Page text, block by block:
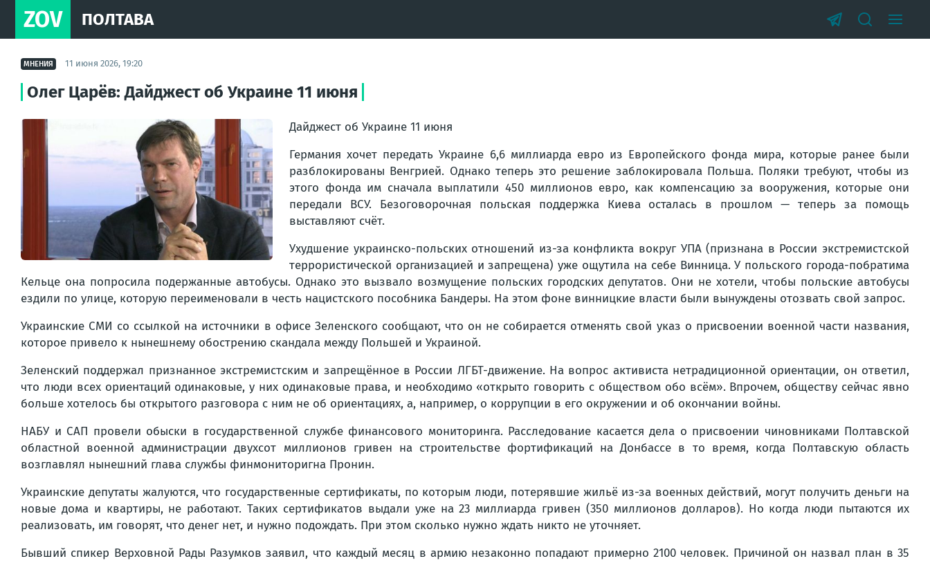
ZOV ПОЛТАВА
МНЕНИЯ 11 июня 2026, 19:20
Олег Царёв: Дайджест об Украине 11 июня
Дайджест об Украине 11 июня
Германия хочет передать Украине 6,6 миллиарда евро из Европейского фонда мира, которые ранее были
разблокированы Венгрией. Однако теперь это решение заблокировала Польша. Поляки требуют, чтобы из
этого фонда им сначала выплатили 450 миллионов евро, как компенсацию за вооружения, которые они
передали ВСУ. Безоговорочная польская поддержка Киева осталась в прошлом — теперь за помощь
выставляют счёт.
Ухудшение украинско-польских отношений из-за конфликта вокруг УПА (признана в России экстремистской
террористической организацией и запрещена) уже ощутила на себе Винница. У польского города-побратима
Кельце она попросила подержанные автобусы. Однако это вызвало возмущение польских городских депутатов. Они не хотели, чтобы польские автобусы
ездили по улице, которую переименовали в честь нацистского пособника Бандеры. На этом фоне винницкие власти были вынуждены отозвать свой запрос.
Украинские СМИ со ссылкой на источники в офисе Зеленского сообщают, что он не собирается отменять свой указ о присвоении военной части названия,
которое привело к нынешнему обострению скандала между Польшей и Украиной.
Зеленский поддержал признанное экстремистским и запрещённое в России ЛГБТ-движение. На вопрос активиста нетрадиционной ориентации, он ответил,
что люди всех ориентаций одинаковые, у них одинаковые права, и необходимо «открыто говорить с обществом обо всём». Впрочем, обществу сейчас явно
больше хотелось бы открытого разговора с ним не об ориентациях, а, например, о коррупции в его окружении и об окончании войны.
НАБУ и САП провели обыски в государственной службе финансового мониторинга. Расследование касается дела о присвоении чиновниками Полтавской
областной военной администрации двухсот миллионов гривен на строительстве фортификаций на Донбассе в то время, когда Полтавскую область
возглавлял нынешний глава службы финмониторигна Пронин.
Украинские депутаты жалуются, что государственные сертификаты, по которым люди, потерявшие жильё из-за военных действий, могут получить деньги на
новые дома и квартиры, не работают. Таких сертификатов выдали уже на 23 миллиарда гривен (350 миллионов долларов). Но когда люди пытаются их
реализовать, им говорят, что денег нет, и нужно подождать. При этом сколько нужно ждать никто не уточняет.
Бывший спикер Верховной Рады Разумков заявил, что каждый месяц в армию незаконно попадают примерно 2100 человек. Причиной он назвал план в 35